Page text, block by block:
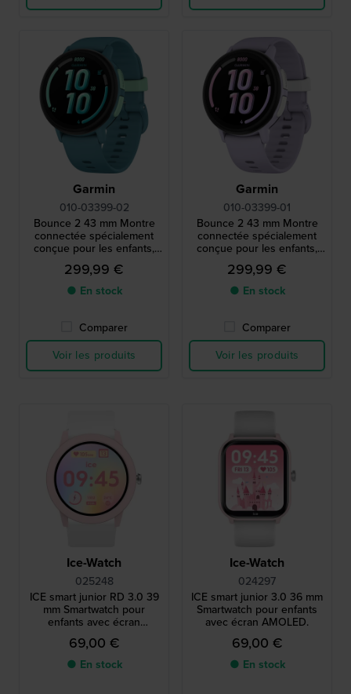
Garmin
010-03399-02
Bounce 2 43 mm Montre
connectée spécialement
conçue pour les enfants,
avec fonctions de suivi et
de contrôle parental.
299,99 €
● En stock
Comparer
Voir les produits
Garmin
010-03399-01
Bounce 2 43 mm Montre
connectée spécialement
conçue pour les enfants,
avec fonctions de suivi et
de contrôle parental.
299,99 €
● En stock
Comparer
Voir les produits
Ice-Watch
025248
ICE smart junior RD 3.0 39
mm Smartwatch pour
enfants avec écran
AMOLED.
69,00 €
● En stock
Ice-Watch
024297
ICE smart junior 3.0 36 mm
Smartwatch pour enfants
avec écran AMOLED.
69,00 €
● En stock